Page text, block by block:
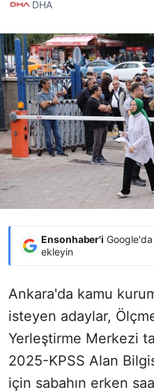
DHA
Ensonhaber'i Google'da
ekleyin
Ankara'da kamu
isteyen adaylar,
Yerleştirme Merkezi
2025-KPSS Alan
için sabahın erken